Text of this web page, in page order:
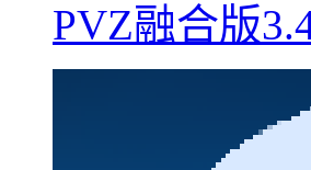
PVZ融合版